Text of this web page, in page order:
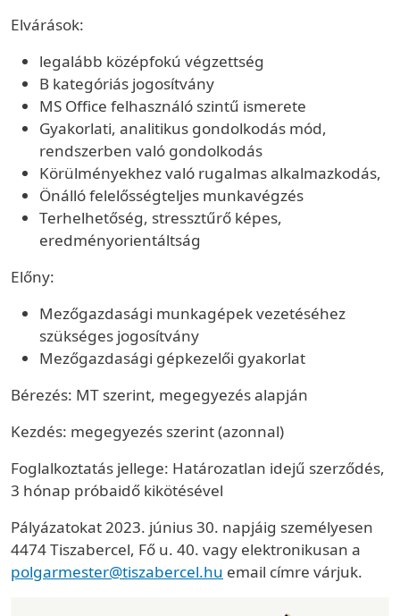
Elvárások:
legalább középfokú végzettség
B kategóriás jogosítvány
MS Office felhasználó szintű ismerete
Gyakorlati, analitikus gondolkodás mód,
rendszerben való gondolkodás
Körülményekhez való rugalmas alkalmazkodás,
Önálló felelősségteljes munkavégzés
Terhelhetőség, stressztűrő képes,
eredményorientáltság
Előny:
Mezőgazdasági munkagépek vezetéséhez
szükséges jogosítvány
Mezőgazdasági gépkezelői gyakorlat
Bérezés: MT szerint, megegyezés alapján
Kezdés: megegyezés szerint (azonnal)
Foglalkoztatás jellege: Határozatlan idejű szerződés,
3 hónap próbaidő kikötésével
Pályázatokat 2023. június 30. napjáig személyesen
4474 Tiszabercel, Fő u. 40. vagy elektronikusan a
polgarmester@tiszabercel.hu email címre várjuk.